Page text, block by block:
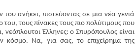
ανήκει, πιστεύοντας σε μια νέα γενιά
τους πίνακες τους πιο πολύτιμους που
Έλληνες: ο Σπυρόπουλος είναι
κόσμο. Να, για σας, το επιχείρημα της